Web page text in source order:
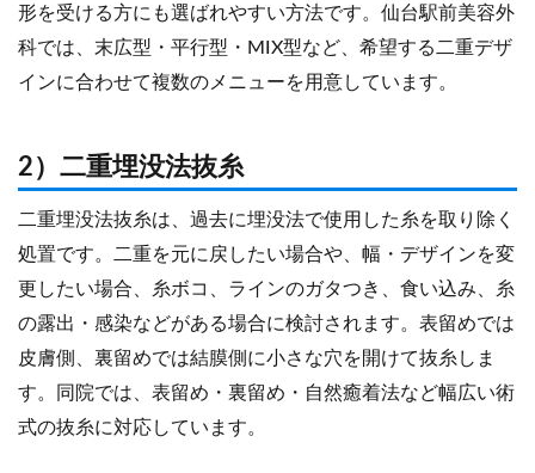
形を受ける方にも選ばれやすい方法です。仙台駅前美容外
科では、末広型・平行型・MIX型など、希望する二重デザ
インに合わせて複数のメニューを用意しています。
2）二重埋没法抜糸
二重埋没法抜糸は、過去に埋没法で使用した糸を取り除く
処置です。二重を元に戻したい場合や、幅・デザインを変
更したい場合、糸ボコ、ラインのガタつき、食い込み、糸
の露出・感染などがある場合に検討されます。表留めでは
皮膚側、裏留めでは結膜側に小さな穴を開けて抜糸しま
す。同院では、表留め・裏留め・自然癒着法など幅広い術
式の抜糸に対応しています。